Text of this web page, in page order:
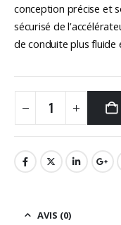
conception précise et
sécurisé de
de conduite plus fluide
AVIS (0)